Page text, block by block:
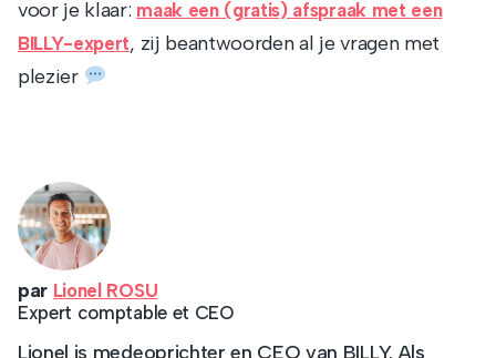
voor je klaar: maak een (gratis) afspraak met een
BILLY-expert, zij beantwoorden al je vragen met
plezier
par Lionel ROSU
Expert comptable et CEO
Lionel is medeoprichter en CEO van BILLY. Als